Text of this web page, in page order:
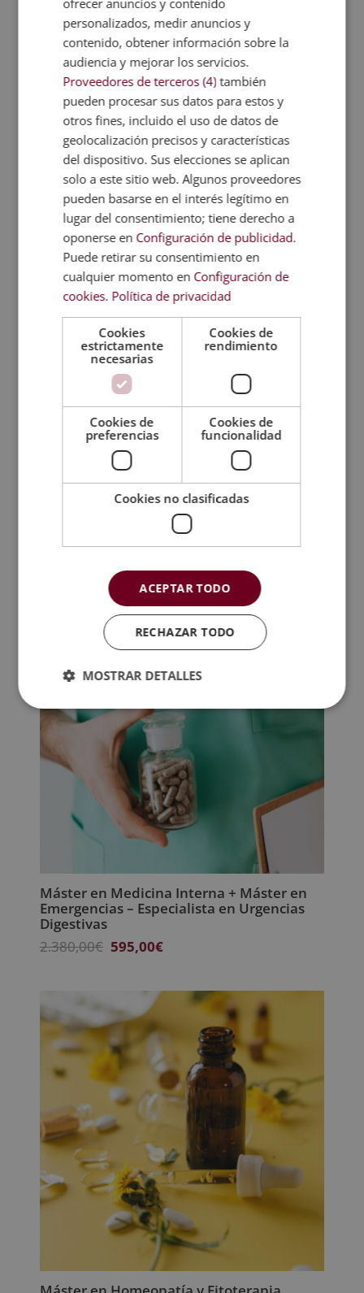
prácticas sostenibles y políticas de
conservación marina, ayudando a
proteger los ecosistemas marinos.
Gestor de Áreas Marinas Protegidas:
Supervisa y gestiona áreas marinas
protegidas, asegurando la conservación y
el uso sostenible de los recursos marinos.
Educador Ambiental Marino:Desarrolla
y dirige programas educativos sobre
biología marina y conservación,
aumentando la conciencia pública y
promoviendo la protección del medio
marino.
Metodología
Certificación
Temario
Valoraciones (2)
TAMBIÉN TE
Máster en Medicina Interna + Máster en
Emergencias – Especialista en Urgencias
Digestivas
2.380,00€ El
2.380,00€.
595,00€El
ofrecer anuncios y contenido
personalizados, medir anuncios y
contenido, obtener información sobre la
audiencia y mejorar los servicios.
Proveedores de terceros (4) también
pueden procesar sus datos para estos y
otros fines, incluido el uso de datos de
geolocalización precisos y características
del dispositivo. Sus elecciones se aplican
solo a este sitio web. Algunos proveedores
pueden basarse en el interés legítimo en
lugar del consentimiento; tiene derecho a
oponerse en Configuración de publicidad.
Puede retirar su consentimiento en
cualquier momento en Configuración de
cookies. Política de privacidad
Cookies
estrictamente
necesarias
Cookies de
rendimiento
Cookies de
preferencias
Cookies de
funcionalidad
Cookies no clasificadas
ACEPTAR TODO
RECHAZAR TODO
MOSTRAR DETALLES